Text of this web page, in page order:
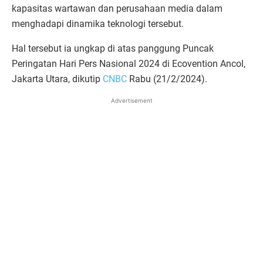
kapasitas wartawan dan perusahaan media dalam
menghadapi dinamika teknologi tersebut.
Hal tersebut ia ungkap di atas panggung Puncak
Peringatan Hari Pers Nasional 2024 di Ecovention Ancol,
Jakarta Utara, dikutip CNBC Rabu (21/2/2024).
Advertisement